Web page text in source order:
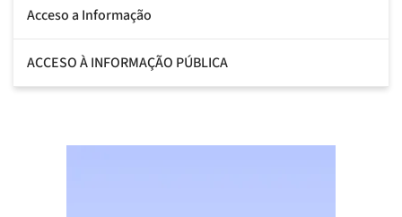
Acceso a Informação
ACCESO À INFORMAÇÃO PÚBLICA